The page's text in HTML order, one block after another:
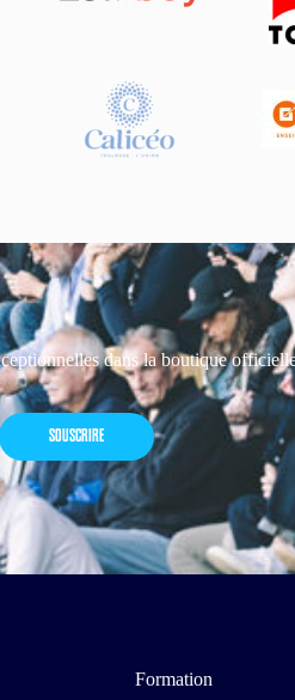
dans la boutique
SOUSCRIRE
Formation